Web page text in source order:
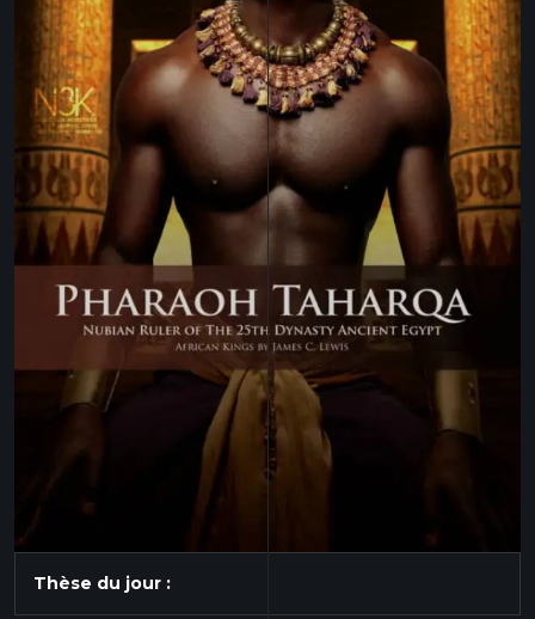
Thèse du jour :